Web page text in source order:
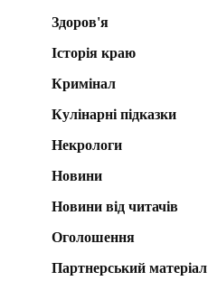
Здоров'я
Історія краю
Кримінал
Кулінарні підказки
Некрологи
Новини
Новини від читачів
Оголошення
Партнерський матеріал